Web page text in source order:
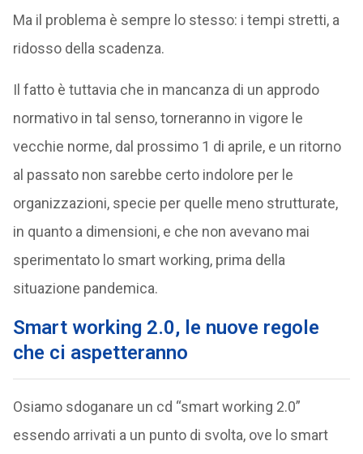
Ma il problema è sempre lo stesso: i tempi stretti, a
ridosso della scadenza.
Il fatto è tuttavia che in mancanza di un approdo
normativo in tal senso, torneranno in vigore le
vecchie norme, dal prossimo 1 di aprile, e un ritorno
al passato non sarebbe certo indolore per le
organizzazioni, specie per quelle meno strutturate,
in quanto a dimensioni, e che non avevano mai
sperimentato lo smart working, prima della
situazione pandemica.
Smart working 2.0, le nuove regole
che ci aspetteranno
Osiamo sdoganare un cd “smart working 2.0”
essendo arrivati a un punto di svolta, ove lo smart